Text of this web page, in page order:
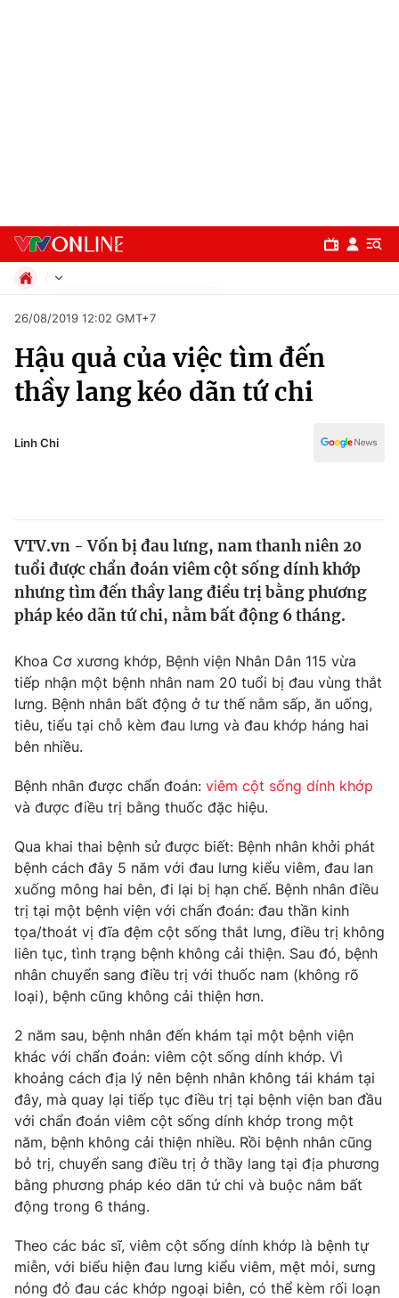
Chuyên mục
Chính trị
Y tế
Thế giới
Thế giới đó đây
Câu chuyện quốc tế
Kinh tế
Tài chính
Thị trường
Dữ liệu và đời sống
Phim VTV
Hậu trường
Nhân vật
Khán giả
Giải sao mai
Giải trí
Điện ảnh
Âm nhạc
Sao
Đời sống
Du lịch
Làm đẹp
Chất lượng cuộc sống
Giáo dục
Tuyển sinh
Học trực tuyến
Công nghệ
Hitech Công nghệ tương lai
Sản phẩm
Thị trường
Tư vấn
Giao lưu trực tuyến
Lịch phát sóng
Chuyên mục khác
Emagazine Podcast
Video Shorts video
Xã hội
Pháp luật
Kinh tế
Thể thao
Giáo dục
26/08/2019 12:02 GMT+7
Hậu quả của việc tìm đến
thầy lang kéo dãn tứ chi
Linh Chi
VTV.vn - Vốn bị đau lưng, nam thanh niên 20
tuổi được chẩn đoán viêm cột sống dính khớp
nhưng tìm đến thầy lang điều trị bằng phương
pháp kéo dãn tứ chi, nằm bất động 6 tháng.
Khoa Cơ xương khớp, Bệnh viện Nhân Dân 115 vừa
tiếp nhận một bệnh nhân nam 20 tuổi bị đau vùng thắt
lưng. Bệnh nhân bất động ở tư thế nằm sấp, ăn uống,
tiêu, tiểu tại chỗ kèm đau lưng và đau khớp háng hai
bên nhiều.
Bệnh nhân được chẩn đoán: viêm cột sống dính khớp
và được điều trị bằng thuốc đặc hiệu.
Qua khai thai bệnh sử được biết: Bệnh nhân khởi phát
bệnh cách đây 5 năm với đau lưng kiểu viêm, đau lan
xuống mông hai bên, đi lại bị hạn chế. Bệnh nhân điều
trị tại một bệnh viện với chẩn đoán: đau thần kinh
tọa/thoát vị đĩa đệm cột sống thắt lưng, điều trị không
liên tục, tình trạng bệnh không cải thiện. Sau đó, bệnh
nhân chuyển sang điều trị với thuốc nam (không rõ
loại), bệnh cũng không cải thiện hơn.
2 năm sau, bệnh nhân đến khám tại một bệnh viện
khác với chẩn đoán: viêm cột sống dính khớp. Vì
khoảng cách địa lý nên bệnh nhân không tái khám tại
đây, mà quay lại tiếp tục điều trị tại bệnh viện ban đầu
với chẩn đoán viêm cột sống dính khớp trong một
năm, bệnh không cải thiện nhiều. Rồi bệnh nhân cũng
bỏ trị, chuyển sang điều trị ở thầy lang tại địa phương
bằng phương pháp kéo dãn tứ chi và buộc nằm bất
động trong 6 tháng.
Theo các bác sĩ, viêm cột sống dính khớp là bệnh tự
miễn, với biểu hiện đau lưng kiểu viêm, mệt mỏi, sưng
nóng đỏ đau các khớp ngoại biên, có thể kèm rối loạn